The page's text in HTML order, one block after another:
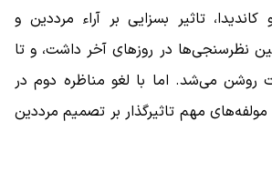
تاثیر بسزایی بر آراء مرددین و
نظرسنجی‌ها در روزهای آخر داشت، و تا
روشن می‌شد. اما با لغو مناظره دوم در
مولفه‌های مهم تاثیرگذار بر تصمیم مرددین